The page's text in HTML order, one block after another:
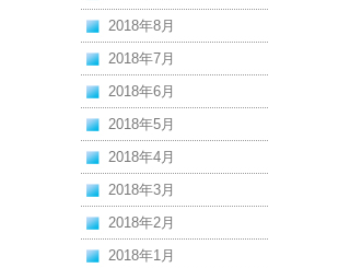
2018年8月
2018年7月
2018年6月
2018年5月
2018年4月
2018年3月
2018年2月
2018年1月